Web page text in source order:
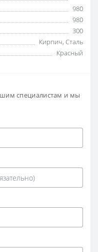
980
980
300
Кирпич, Сталь
Красный
специалистам и мы